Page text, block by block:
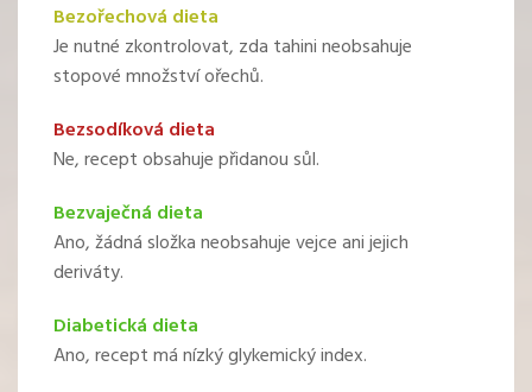
Bezořechová dieta
Je nutné zkontrolovat, zda tahini neobsahuje
stopové množství ořechů.
Bezsodíková dieta
Ne, recept obsahuje přidanou sůl.
Bezvaječná dieta
Ano, žádná složka neobsahuje vejce ani jejich
deriváty.
Diabetická dieta
Ano, recept má nízký glykemický index.